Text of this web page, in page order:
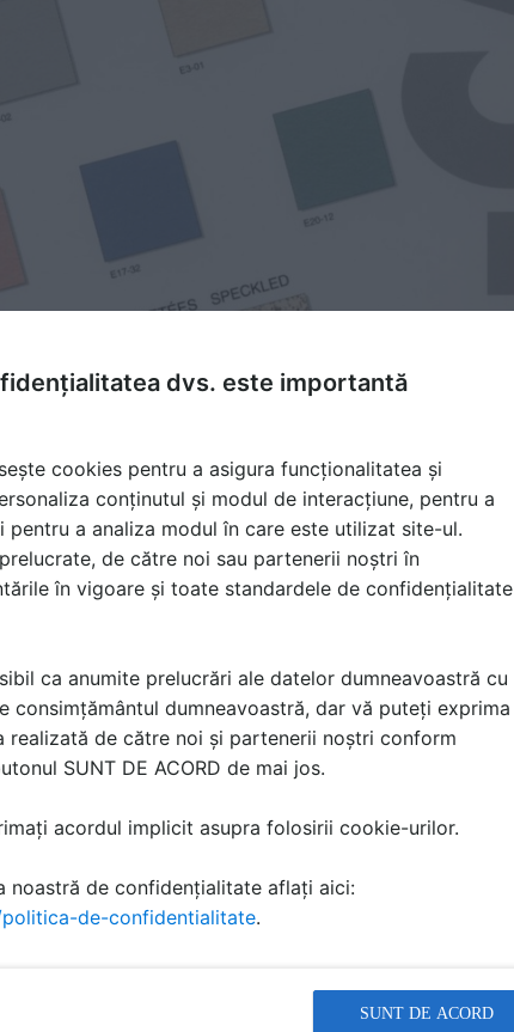
dvs. este importantă
cookies pentru a asigura funcționalitatea și
conținutul și modul de interacțiune, pentru a
a analiza modul în care este utilizat site-ul.
de către noi sau partenerii noștri în
în vigoare și toate standardele de confidențialitate
ca anumite prelucrări ale datelor dumneavoastră cu
consimțământul dumneavoastră, dar vă puteți exprima
realizată de către noi și partenerii noștri conform
SUNT DE ACORD de mai jos.
acordul implicit asupra folosirii cookie-urilor.
noastră de confidențialitate aflați aici:
de-confidentialitate.
SUNT DE ACORD